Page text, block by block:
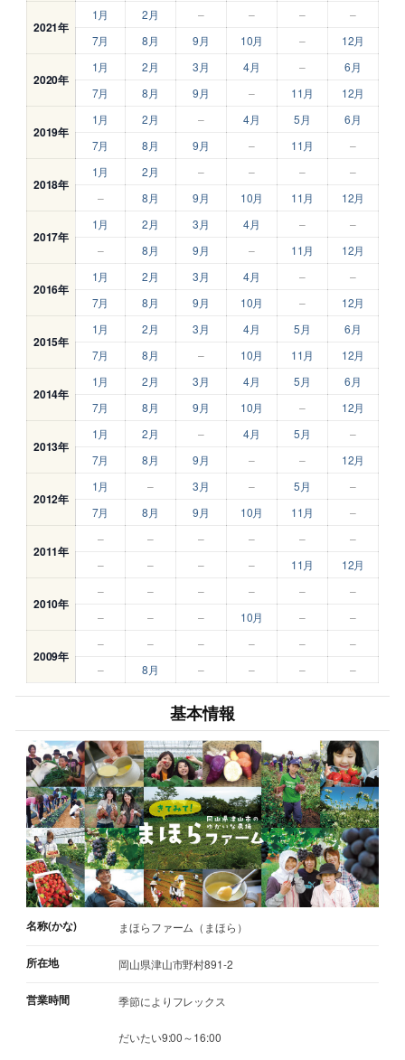
2021年
1月 2月 – – –
–
7月
8月 9月 10月 – 12月
2020年
1月 2月 3月 4月 –
6月
7月
8月 9月 – 11月 12月
2019年
1月 2月 – 4月 5月
6月
7月
8月 9月 – 11月 –
2018年
1月 2月 – – –
–
–
8月 9月 10月 11月 12月
2017年
1月 2月 3月 4月 –
–
–
8月 9月 – 11月 12月
2016年
1月 2月 3月 4月 –
–
7月
8月 9月 10月 – 12月
2015年
1月 2月 3月 4月 5月
6月
7月
8月 – 10月 11月 12月
2014年
1月 2月 3月 4月 5月
6月
7月
8月 9月 10月 – 12月
2013年
1月 2月 – 4月 5月
–
7月
8月 9月 – – 12月
2012年
1月 – 3月 – 5月
–
7月
8月 9月 10月 11月 –
2011年
– – – – –
–
–
– – – 11月 12月
2010年
– – – – –
–
–
– – 10月 – –
2009年
– – – – –
–
–
8月 – – – –
基本情報
名称(かな) まほらファーム（まほら）
所在地 岡山県津山市野村891-2
営業時間 季節によりフレックス
だいたい9:00～16:00